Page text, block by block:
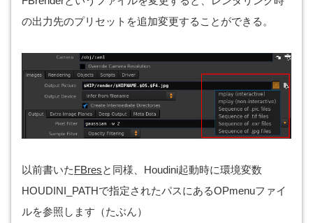
の出力先のプリセットを追加変更することができる。
以前書いたFBresと同様、Houdini起動時に環境変数
HOUDINI_PATHで指定されたパスにあるOPmenuファイ
ルを参照します（たぶん）